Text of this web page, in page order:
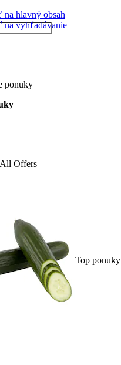
na hlavný obsah
na vyhľadávanie
ponuky
All Offers
Top ponuky